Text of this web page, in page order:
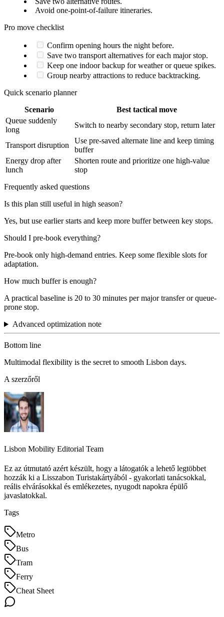
Avoid one-point-of-failure itineraries.
Pro move checklist
Confirm opening hours the night before.
Save two transport alternatives for each major stop.
Keep one indoor backup for weather or queue spikes.
Group nearby attractions to reduce backtracking.
Quick scenario planner
Scenario
Best tactical move
Queue suddenly
long
Switch to nearby secondary stop, return later
Transport disruption
Use pre-saved alternate line and keep timing
buffer
Energy drop after
lunch
Shorten route and prioritize one high-value
stop
Frequently asked questions
Is this plan still useful in high season?
Yes, but use earlier starts and keep more buffer between key stops.
Should I pre-book everything?
Pre-book only high-demand entries. Keep some flexible slots for
adaptation.
How much buffer is enough?
A practical baseline is 20 to 30 minutes per major transfer or queue-
prone stop.
Advanced optimization note
Bottom line
Multimodal flexibility is the secret to smooth Lisbon days.
A szerzőről
Lisbon Mobility Editorial Team
Ez az útmutató azért készült, hogy a látogatók a lehető legtöbbet
hozzák ki a Lisszabon Turistakártyából - gyakorlati tanácsokkal,
reális elvárásokkal és emlékezetes, nyugodt napokra épülő
javaslatokkal.
Tags
Metro
Bus
Tram
Ferry
Cheat Sheet